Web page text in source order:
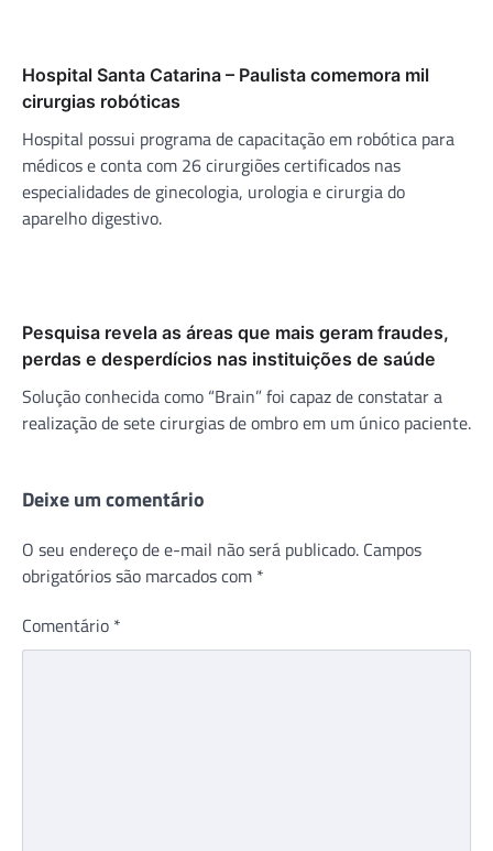
Hospital Santa Catarina – Paulista comemora mil
cirurgias robóticas
Hospital possui programa de capacitação em robótica para
médicos e conta com 26 cirurgiões certificados nas
especialidades de ginecologia, urologia e cirurgia do
aparelho digestivo.
Pesquisa revela as áreas que mais geram fraudes,
perdas e desperdícios nas instituições de saúde
Solução conhecida como “Brain” foi capaz de constatar a
realização de sete cirurgias de ombro em um único paciente.
Deixe um comentário
O seu endereço de e-mail não será publicado. Campos
obrigatórios são marcados com *
Comentário *